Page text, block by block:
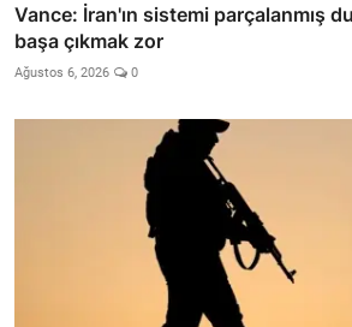
Vance: İran'ın sistemi parçalanmış
başa çıkmak zor
Ağustos 6, 2026 0